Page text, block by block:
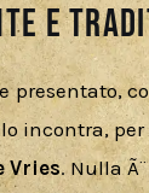
e
presentato,
incontra,
Vries. Nulla